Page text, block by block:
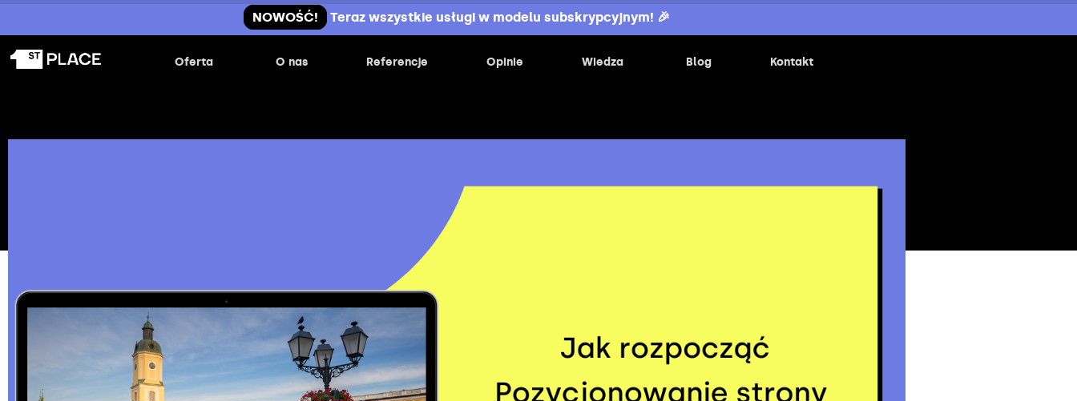
NOWOŚĆ! Teraz wszystkie usługi w modelu subskrypcyjnym! 🎉
Oferta O nas Referencje Opinie Wiedza Blog Kontakt